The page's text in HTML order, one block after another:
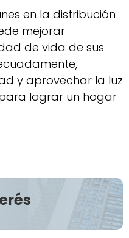
en la distribución
mejorar
de vida de sus
y aprovechar la luz
lograr un hogar